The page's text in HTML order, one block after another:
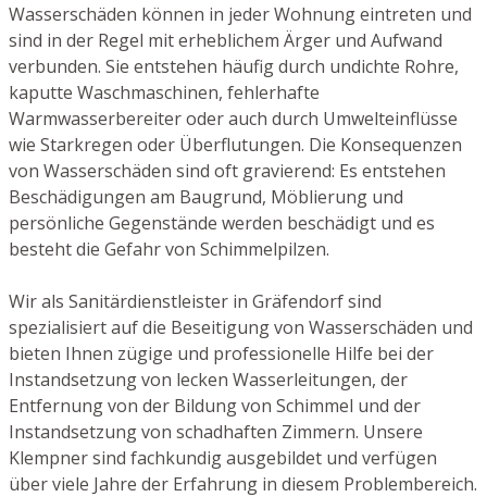
Wasserschäden können in jeder Wohnung eintreten und
sind in der Regel mit erheblichem Ärger und Aufwand
verbunden. Sie entstehen häufig durch undichte Rohre,
kaputte Waschmaschinen, fehlerhafte
Warmwasserbereiter oder auch durch Umwelteinflüsse
wie Starkregen oder Überflutungen. Die Konsequenzen
von Wasserschäden sind oft gravierend: Es entstehen
Beschädigungen am Baugrund, Möblierung und
persönliche Gegenstände werden beschädigt und es
besteht die Gefahr von Schimmelpilzen.
Wir als Sanitärdienstleister in Gräfendorf sind
spezialisiert auf die Beseitigung von Wasserschäden und
bieten Ihnen zügige und professionelle Hilfe bei der
Instandsetzung von lecken Wasserleitungen, der
Entfernung von der Bildung von Schimmel und der
Instandsetzung von schadhaften Zimmern. Unsere
Klempner sind fachkundig ausgebildet und verfügen
über viele Jahre der Erfahrung in diesem Problembereich.